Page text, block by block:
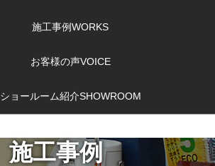
施工事例WORKS
お客様の声VOICE
ショールーム紹介SHOWROOM
施工事例